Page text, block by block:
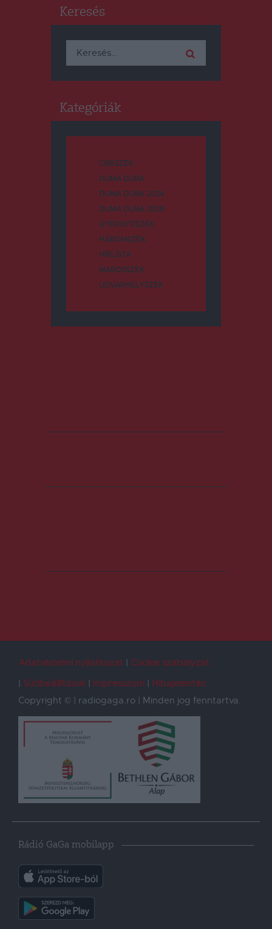
Keresés
Keresés:
Kategóriák
CSÍKSZÉK
DUMA DUBA
DUMA DUBA 2024
DUMA DUBA 2026
GYERGYÓSZÉK
HÁROMSZÉK
HÍRLISTA
MAROSSZÉK
UDVARHELYSZÉK
Adatvédelmi nyilatkozat
Cookie szabályzat
Sütibeállítások
Impresszum
Hibajelentés
Copyright © | radiogaga.ro | Minden jog fenntartva.
Rádió GaGa mobilapp